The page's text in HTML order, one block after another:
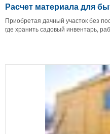
Расчет материала для
Приобретая дачный участок без
где хранить садовый инвентарь,